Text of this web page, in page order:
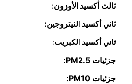
ثالث أكسيد الأوزون:
ثاني أكسيد النيتروجين:
ثاني أكسيد الكبريت:
جزئيات PM2.5:
جزئيات PM10: